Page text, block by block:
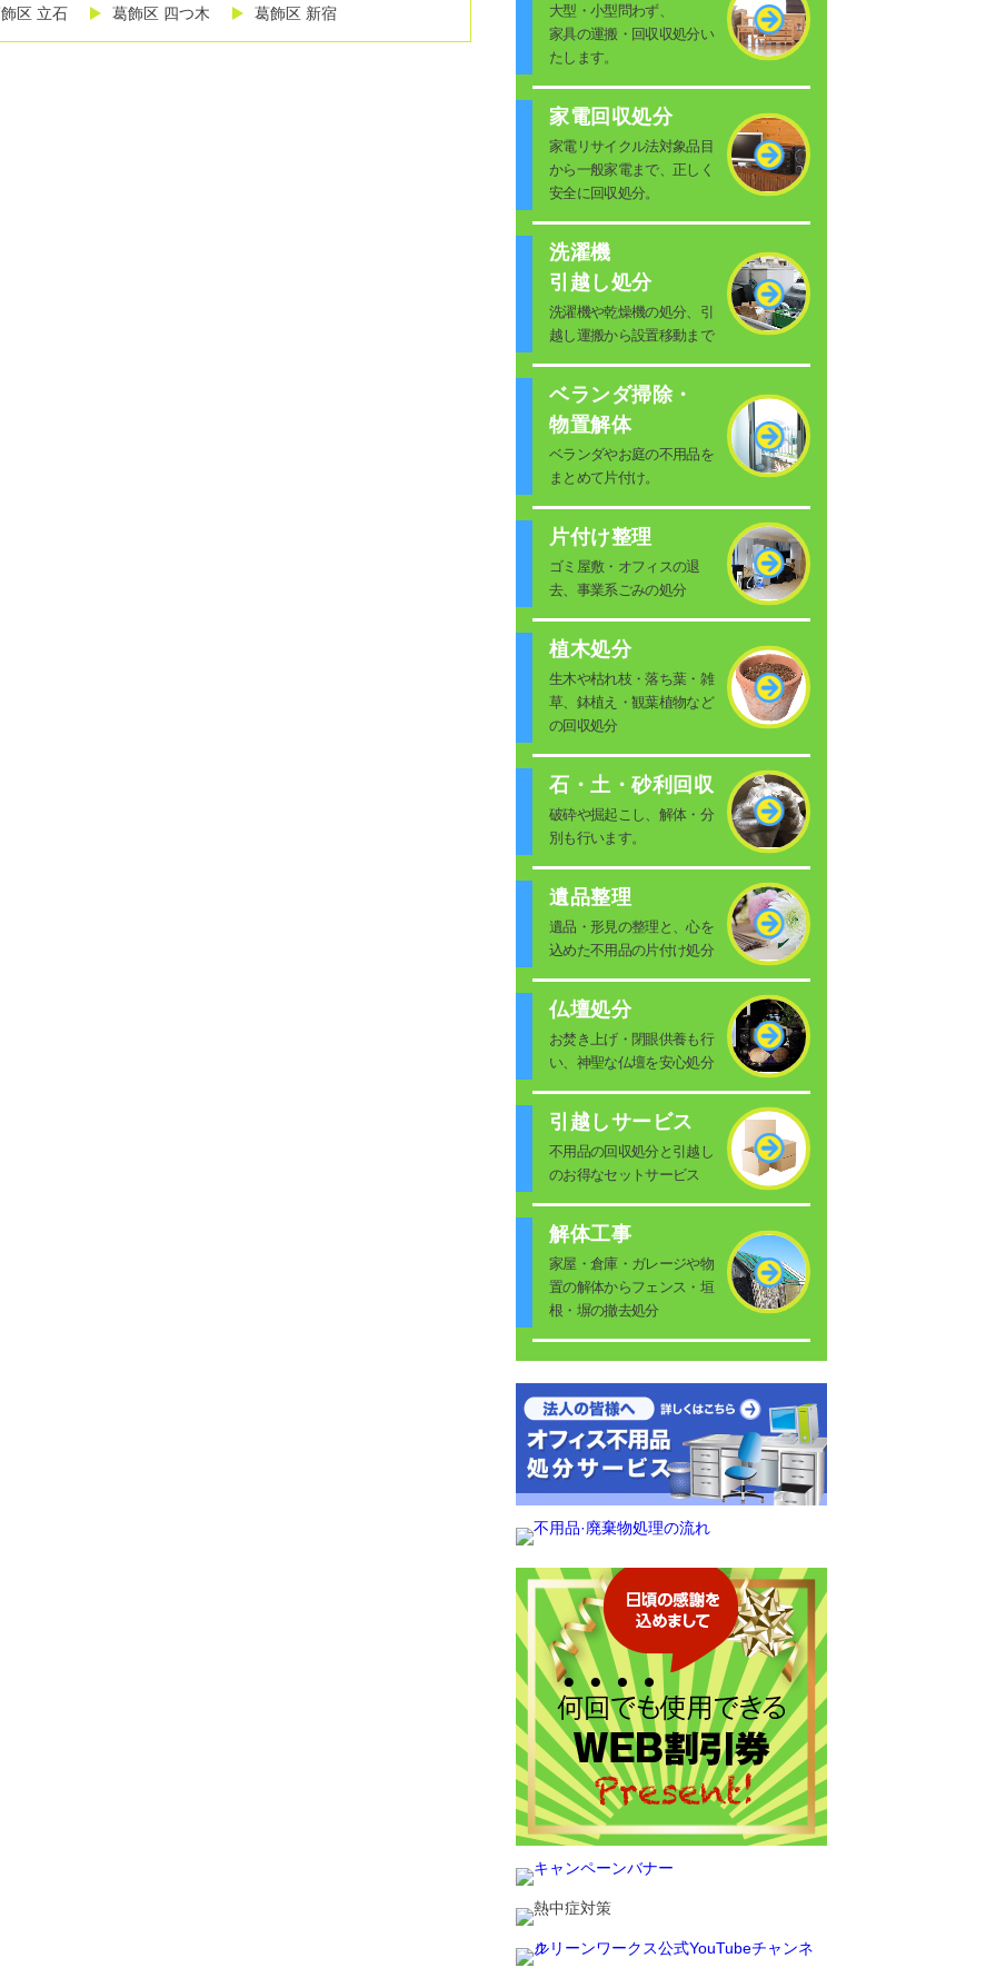
区 立石 葛飾区 四つ木 葛飾区 新宿
大型・小型問わず、
家具の運搬・回収収処分い
たします。
家電回収処分
家電リサイクル法対象品目
から一般家電まで、正しく
安全に回収処分。
洗濯機
引越し処分
洗濯機や乾燥機の処分、引
越し運搬から設置移動まで
ベランダ掃除・
物置解体
ベランダやお庭の不用品を
まとめて片付け。
片付け整理
ゴミ屋敷・オフィスの退
去、事業系ごみの処分
植木処分
生木や枯れ枝・落ち葉・雑
草、鉢植え・観葉植物など
の回収処分
石・土・砂利回収
破砕や掘起こし、解体・分
別も行います。
遺品整理
遺品・形見の整理と、心を
込めた不用品の片付け処分
仏壇処分
お焚き上げ・閉眼供養も行
い、神聖な仏壇を安心処分
引越しサービス
不用品の回収処分と引越し
のお得なセットサービス
解体工事
家屋・倉庫・ガレージや物
置の解体からフェンス・垣
根・塀の撤去処分